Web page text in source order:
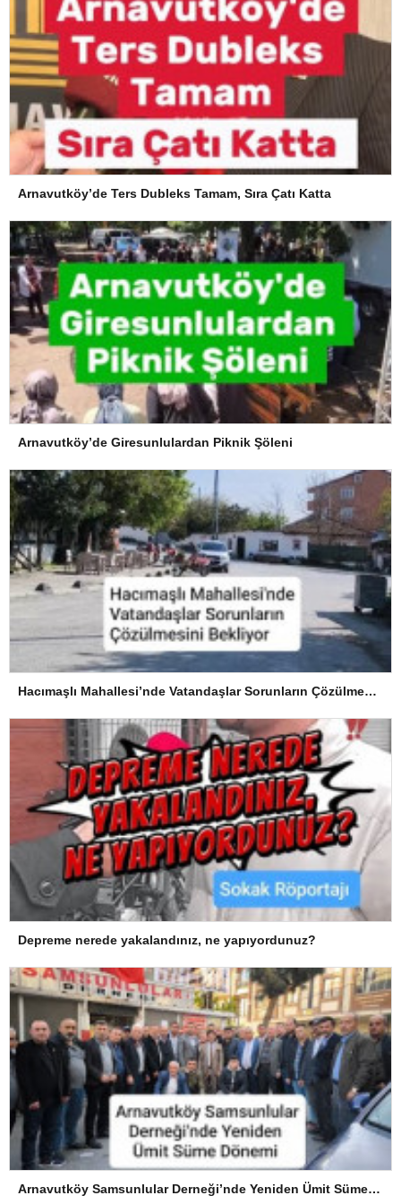
Arnavutköy’de Ters Dubleks Tamam, Sıra Çatı Katta
Arnavutköy’de Giresunlulardan Piknik Şöleni
Hacımaşlı Mahallesi’nde Vatandaşlar Sorunların Çözülmesini Bekliyor
Depreme nerede yakalandınız, ne yapıyordunuz?
Arnavutköy Samsunlular Derneği’nde Yeniden Ümit Süme Dönemi